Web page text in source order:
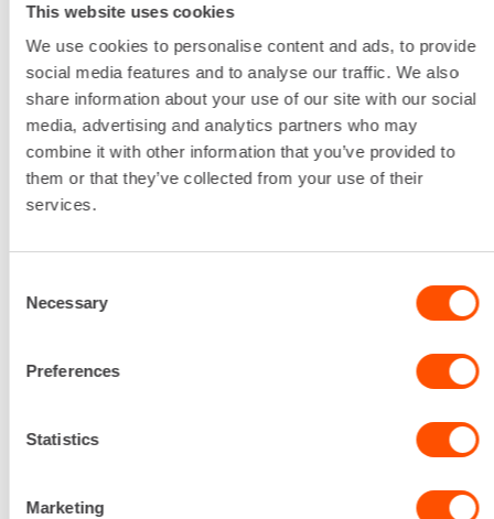
This website uses cookies
We use cookies to personalise content and ads, to provide
social media features and to analyse our traffic. We also
share information about your use of our site with our social
media, advertising and analytics partners who may
combine it with other information that you’ve provided to
them or that they’ve collected from your use of their
services.
Selection
Necessary
Preferences
Statistics
Marketing
Säätöväli
VUOKRAA